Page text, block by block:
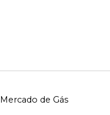
Mercado de Gás